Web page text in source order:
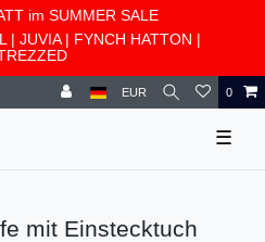
im SUMMER SALE
| JUVIA| FYNCH HATTON |
EUR 0
☰
mit Einstecktuch